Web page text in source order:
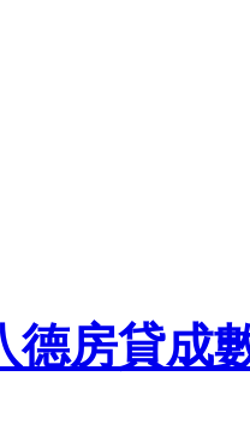
德房貸成